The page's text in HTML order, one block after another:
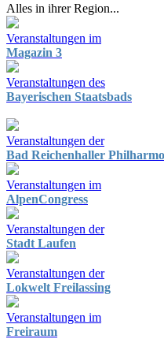
Alles in ihrer Region...
Veranstaltungen im
Magazin 3
Veranstaltungen des
Bayerischen Staatsbads
Veranstaltungen der
Bad Reichenhaller
Veranstaltungen im
AlpenCongress
Veranstaltungen der
Stadt Laufen
Veranstaltungen der
Lokwelt Freilassing
Veranstaltungen im
Freiraum